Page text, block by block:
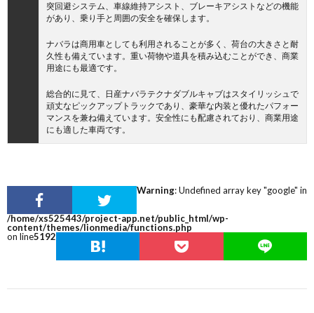
突回避システム、車線維持アシスト、ブレーキアシストなどの機能
があり、乗り手と周囲の安全を確保します。
ナバラは商用車としても利用されることが多く、荷台の大きさと耐
久性も備えています。重い荷物や道具を積み込むことができ、商業
用途にも最適です。
総合的に見て、日産ナバラテクナダブルキャブはスタイリッシュで
頑丈なピックアップトラックであり、豪華な内装と優れたパフォー
マンスを兼ね備えています。安全性にも配慮されており、商業用途
にも適した車両です。
Warning: Undefined array key "google" in
/home/xs525443/project-app.net/public_html/wp-
content/themes/lionmedia/functions.php
on line5192